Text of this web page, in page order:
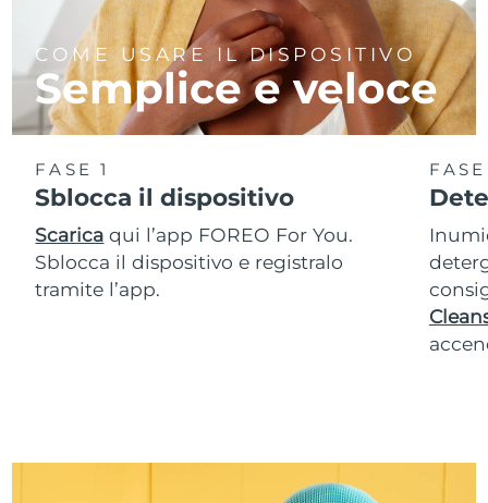
COME USARE IL DISPOSITIVO
Semplice e veloce
FASE 1
Sblocca il dispositivo
Scarica qui l’app FOREO For You.
Sblocca il dispositivo e registralo
tramite l’app.